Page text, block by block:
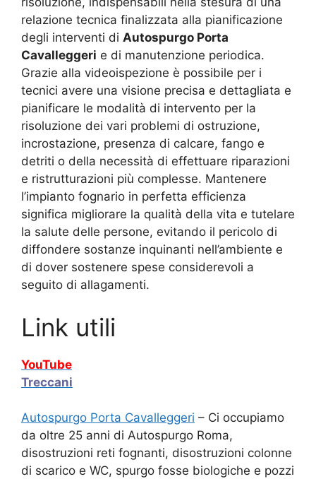
relazione tecnica finalizzata alla pianificazione
degli interventi di Autospurgo Porta
Cavalleggeri e di manutenzione periodica.
Grazie alla videoispezione è possibile per i
tecnici avere una visione precisa e dettagliata e
pianificare le modalità di intervento per la
risoluzione dei vari problemi di ostruzione,
incrostazione, presenza di calcare, fango e
detriti o della necessità di effettuare riparazioni
e ristrutturazioni più complesse. Mantenere
l’impianto fognario in perfetta efficienza
significa migliorare la qualità della vita e tutelare
la salute delle persone, evitando il pericolo di
diffondere sostanze inquinanti nell’ambiente e
di dover sostenere spese considerevoli a
seguito di allagamenti.
Link utili
YouTube
Treccani
Autospurgo Porta Cavalleggeri – Ci occupiamo
da oltre 25 anni di Autospurgo Roma,
disostruzioni reti fognanti, disostruzioni colonne
di scarico e WC, spurgo fosse biologiche e pozzi